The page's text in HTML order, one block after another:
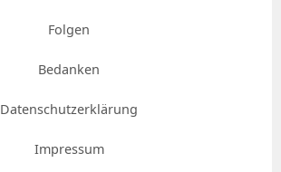
Folgen
Bedanken
Datenschutzerklärung
Impressum